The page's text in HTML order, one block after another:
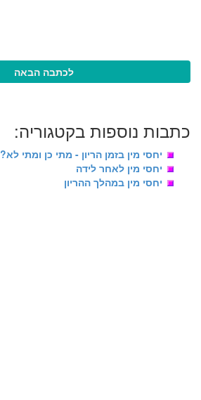
לכתבה הבאה
כתבות נוספות בקטגוריה:
יחסי מין בזמן הריון - מתי כן ומתי לא?
יחסי מין לאחר לידה
יחסי מין במהלך ההריון